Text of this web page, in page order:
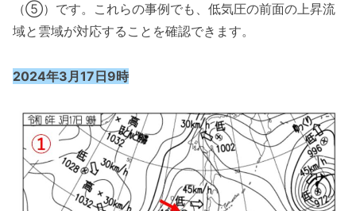
（⑤）です。これらの事例でも、低気圧の前面の上昇流
域と雲域が対応することを確認できます。
2024年3月17日9時